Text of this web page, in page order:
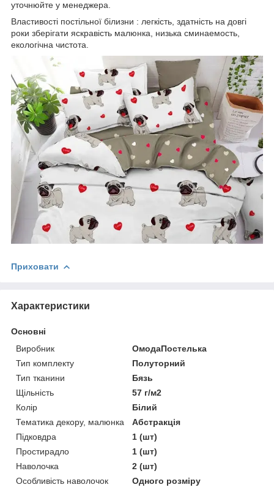
уточнюйте у менеджера.
Властивості постільної білизни : легкість, здатність на довгі
роки зберігати яскравість малюнка, низька сминаемость,
екологічна чистота.
Приховати
Характеристики
Основні
Виробник
ОмодаПостелька
Тип комплекту
Полуторний
Тип тканини
Бязь
Щільність
57 г/м2
Колір
Білий
Тематика декору, малюнка
Абстракція
Підковдра
1 (шт)
Простирадло
1 (шт)
Наволочка
2 (шт)
Особливість наволочок
Одного розміру